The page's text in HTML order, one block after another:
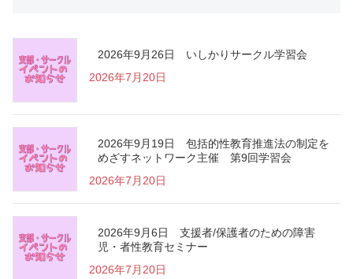
2026年9月26日 いしかりサークル学習会
2026年7月20日
2026年9月19日 包括的性教育推進法の制定を
めざすネットワーク主催 第9回学習会
2026年7月20日
2026年9月6日 支援者/保護者のための障害
児・者性教育セミナー
2026年7月20日